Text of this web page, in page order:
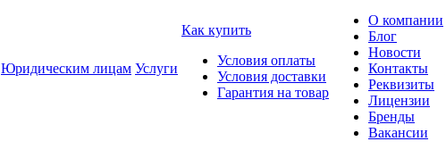
Юридическим лицам Услуги
Как купить
Условия оплаты
Условия доставки
Гарантия на товар
О компании
Блог
Новости
Контакты
Реквизиты
Лицензии
Бренды
Вакансии